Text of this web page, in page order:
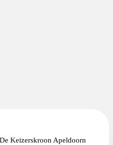
Keizerskroon Apeldoorn